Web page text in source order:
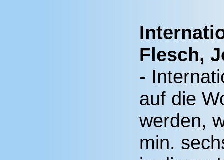
Flesch,
-
auf die
werden,
min.